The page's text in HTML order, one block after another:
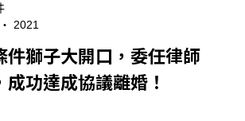
2021
件獅子大開口，委任律師
功達成協議離婚！